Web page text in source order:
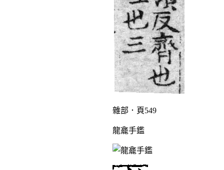
雜部．頁549
龍龕手鑑